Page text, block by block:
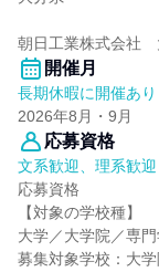
朝日工業株式会社
開催月
長期休暇に開催あり
2026年8月・9月
応募資格
文系歓迎、理系歓迎
応募資格
【対象の学校種】
大学／大学院／専
募集対象学校：大